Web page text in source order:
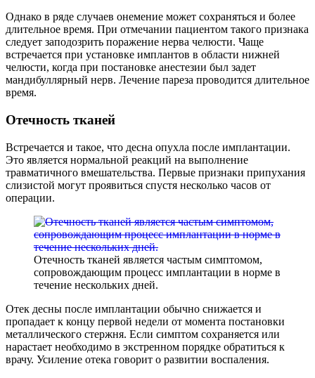
Однако в ряде случаев онемение может сохраняться и более
длительное время. При отмечании пациентом такого признака
следует заподозрить поражение нерва челюсти. Чаще
встречается при установке имплантов в области нижней
челюсти, когда при постановке анестезии был задет
мандибуллярный нерв. Лечение пареза проводится длительное
время.
Отечность тканей
Встречается и такое, что десна опухла после имплантации.
Это является нормальной реакций на выполнение
травматичного вмешательства. Первые признаки припухания
слизистой могут проявиться спустя несколько часов от
операции.
Отечность тканей является частым симптомом,
сопровождающим процесс имплантации в норме в
течение нескольких дней.
Отек десны после имплантации обычно снижается и
пропадает к концу первой недели от момента постановки
металлического стержня. Если симптом сохраняется или
нарастает необходимо в экстренном порядке обратиться к
врачу. Усиление отека говорит о развитии воспаления.